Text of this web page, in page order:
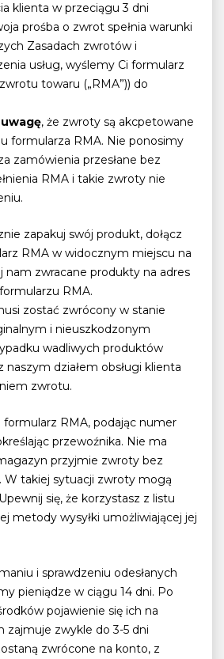
klienta w przeciągu 3 dni
prośba o zwrot spełnia warunki
Zasadach zwrotów i
usług, wyślemy Ci formularz
towaru („RMA”)) do
, że zwroty są akcpetowane
formularza RMA. Nie ponosimy
zamówienia przesłane bez
RMA i takie zwroty nie
zapakuj swój produkt, dołącz
RMA w widocznym miejscu na
nam zwracane produkty na adres
RMA.
zostać zwrócony w stanie
i nieuszkodzonym
wadliwych produktów
działem obsługi klienta
zwrotu.
formularz RMA, podając numer
przewoźnika. Nie ma
przyjmie zwroty bez
W takiej sytuacji zwroty mogą
się, że korzystasz z listu
metody wysyłki umożliwiającej jej
i sprawdzeniu odesłanych
pieniądze w ciągu 14 dni. Po
pojawienie się ich na
zajmuje zwykle do 3-5 dni
zwrócone na konto, z